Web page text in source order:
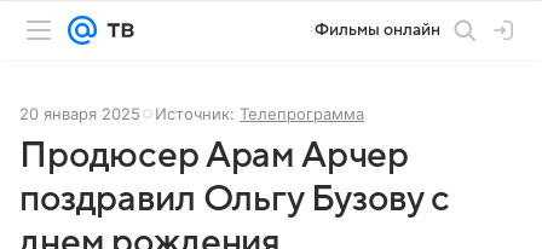
Фильмы онлайн
20 января 2025 Источник: Телепрограмма
Продюсер Арам Арчер
поздравил Ольгу Бузову с